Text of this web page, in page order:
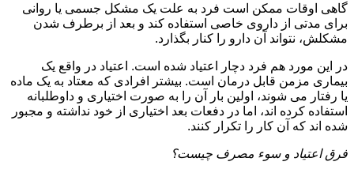
گاهی اوقات ممکن است فرد به علت یک مشکل جسمی یا روانی
برای مدتی از داروی خاصی استفاده کند و بعد از برطرف شدن
مشکلش، نتواند آن دارو را کنار بگذارد.
در این مورد هم فرد دچار اعتیاد شده است. اعتیاد در واقع یک
بیماری مزمن قابل درمان است. بیشتر افرادی که معتاد به یک ماده
یا رفتار می شوند، اولین بار آن را به صورت اختیاری و داوطلبانه
استفاده کرده اند، اما در دفعات بعد اختیاری از خود نداشته و مجبور
شده اند که آن کار را تکرار کنند.
فرق اعتیاد و سوء مصرف چیست؟